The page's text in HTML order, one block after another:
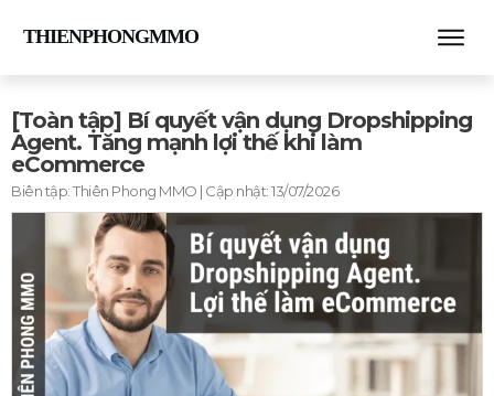
THIENPHONGMMO
[Toàn tập] Bí quyết vận dụng Dropshipping
Agent. Tăng mạnh lợi thế khi làm
eCommerce
Biên tập:Thiên Phong MMO | Cập nhật:13/07/2026